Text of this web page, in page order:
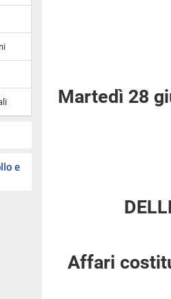
e
Martedì 28
Affari